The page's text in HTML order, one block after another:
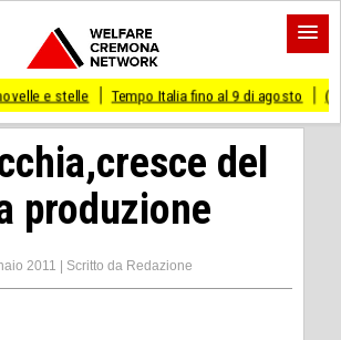
Italia fino al 9 di agosto (Mi) PIANO
del
produzione
2011 Scritto da Redazione